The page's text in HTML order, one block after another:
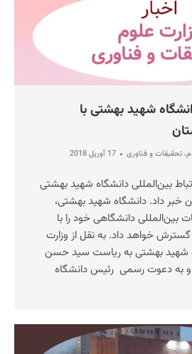
شهید بهشتی با
تحقیقات و فناوری
17 آوریل 2018
بین‌المللی دانشگاه شهید بهشتی
خبر داد. دانشگاه شهید بهشتی،
بین‌المللی دانشگاهی خود را با
خواهد داد. به نقل از وزارت
شهید بهشتی به ریاست سید حسن
به دعوت رسمی رئیس دانشگاه